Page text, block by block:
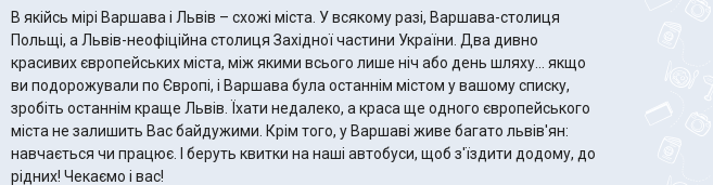
В якійсь мірі Варшава і Львів – схожі міста. У всякому разі, Варшава-столиця
Польщі, а Львів-неофіційна столиця Західної частини України. Два дивно
красивих європейських міста, між якими всього лише ніч або день шляху… якщо
ви подорожували по Європі, і Варшава була останнім містом у вашому списку,
зробіть останнім краще Львів. Їхати недалеко, а краса ще одного європейського
міста не залишить Вас байдужими. Крім того, у Варшаві живе багато львів'ян:
навчається чи працює. І беруть квитки на наші автобуси, щоб з'їздити додому, до
рідних! Чекаємо і вас!